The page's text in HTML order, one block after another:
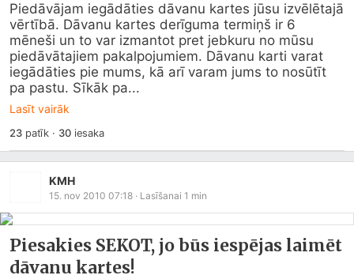
Piedāvājam iegādāties dāvanu kartes jūsu izvēlētajā
vērtībā. Dāvanu kartes derīguma termiņš ir 6
mēneši un to var izmantot pret jebkuru no mūsu
piedāvātajiem pakalpojumiem. Dāvanu karti varat
iegādāties pie mums, kā arī varam jums to nosūtīt
pa pastu. Sīkāk pa...
Lasīt vairāk
23patīk · 30iesaka
KMH
15. nov 2010 07:18 · Lasīšanai 1 min
Piesakies SEKOT, jo būs iespējas laimēt
dāvanu kartes!